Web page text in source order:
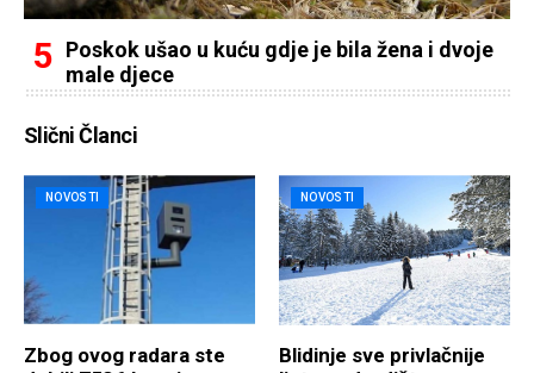
Poskok ušao u kuću gdje je bila žena i dvoje
male djece
Slični Članci
NOVOSTI
Zbog ovog radara ste
NOVOSTI
Blidinje sve privlačnije